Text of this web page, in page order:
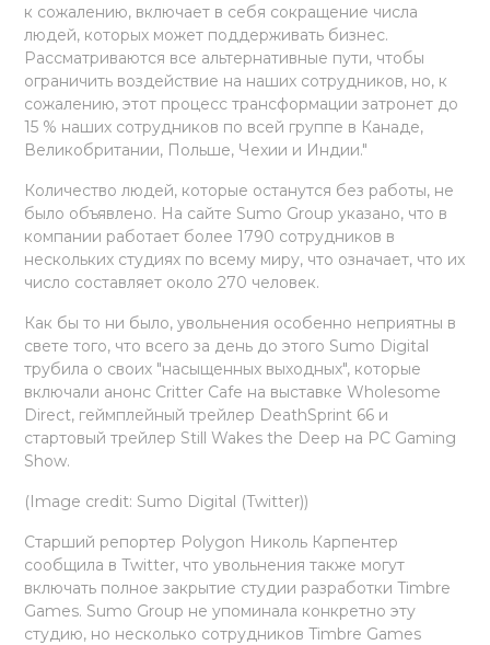
к сожалению, включает в себя сокращение числа
людей, которых может поддерживать бизнес.
Рассматриваются все альтернативные пути, чтобы
ограничить воздействие на наших сотрудников, но, к
сожалению, этот процесс трансформации затронет до
15 % наших сотрудников по всей группе в Канаде,
Великобритании, Польше, Чехии и Индии."
Количество людей, которые останутся без работы, не
было объявлено. На сайте Sumo Group указано, что в
компании работает более 1790 сотрудников в
нескольких студиях по всему миру, что означает, что их
число составляет около 270 человек.
Как бы то ни было, увольнения особенно неприятны в
свете того, что всего за день до этого Sumo Digital
трубила о своих "насыщенных выходных", которые
включали анонс Critter Cafe на выставке Wholesome
Direct, геймплейный трейлер DeathSprint 66 и
стартовый трейлер Still Wakes the Deep на PC Gaming
Show.
(Image credit: Sumo Digital (Twitter))
Старший репортер Polygon Николь Карпентер
сообщила в Twitter, что увольнения также могут
включать полное закрытие студии разработки Timbre
Games. Sumo Group не упоминала конкретно эту
студию, но несколько сотрудников Timbre Games